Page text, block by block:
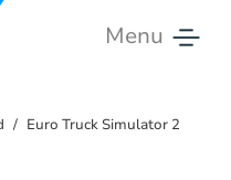
Menu
Euro Truck Simulator 2